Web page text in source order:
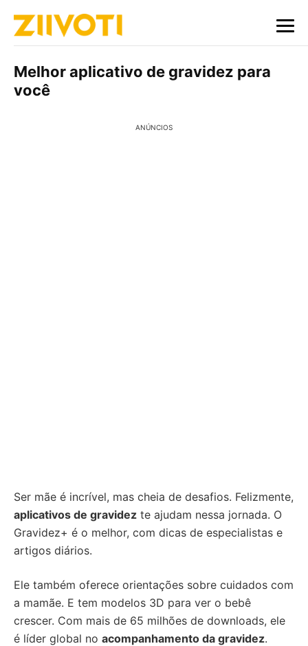
Melhor aplicativo de gravidez para
você
ANÚNCIOS
Ser mãe é incrível, mas cheia de desafios. Felizmente,
aplicativos de gravidez te ajudam nessa jornada. O
Gravidez+ é o melhor, com dicas de especialistas e
artigos diários.
Ele também oferece orientações sobre cuidados com
a mamãe. E tem modelos 3D para ver o bebê
crescer. Com mais de 65 milhões de downloads, ele
é líder global no acompanhamento da gravidez.